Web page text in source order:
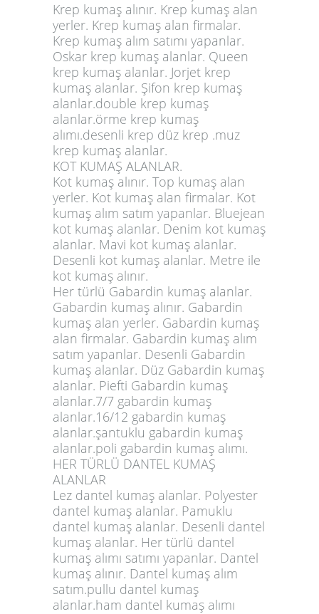
Krep kumaş alınır. Krep kumaş alan
yerler. Krep kumaş alan firmalar.
Krep kumaş alım satımı yapanlar.
Oskar krep kumaş alanlar. Queen
krep kumaş alanlar. Jorjet krep
kumaş alanlar. Şifon krep kumaş
alanlar.double krep kumaş
alanlar.örme krep kumaş
alımı.desenli krep düz krep .muz
krep kumaş alanlar.
KOT KUMAŞ ALANLAR.
Kot kumaş alınır. Top kumaş alan
yerler. Kot kumaş alan firmalar. Kot
kumaş alım satım yapanlar. Bluejean
kot kumaş alanlar. Denim kot kumaş
alanlar. Mavi kot kumaş alanlar.
Desenli kot kumaş alanlar. Metre ile
kot kumaş alınır.
Her türlü Gabardin kumaş alanlar.
Gabardin kumaş alınır. Gabardin
kumaş alan yerler. Gabardin kumaş
alan firmalar. Gabardin kumaş alım
satım yapanlar. Desenli Gabardin
kumaş alanlar. Düz Gabardin kumaş
alanlar. Piefti Gabardin kumaş
alanlar.7/7 gabardin kumaş
alanlar.16/12 gabardin kumaş
alanlar.şantuklu gabardin kumaş
alanlar.poli gabardin kumaş alımı.
HER TÜRLÜ DANTEL KUMAŞ
ALANLAR
Lez dantel kumaş alanlar. Polyester
dantel kumaş alanlar. Pamuklu
dantel kumaş alanlar. Desenli dantel
kumaş alanlar. Her türlü dantel
kumaş alımı satımı yapanlar. Dantel
kumaş alınır. Dantel kumaş alım
satım.pullu dantel kumaş
alanlar.ham dantel kumaş alımı